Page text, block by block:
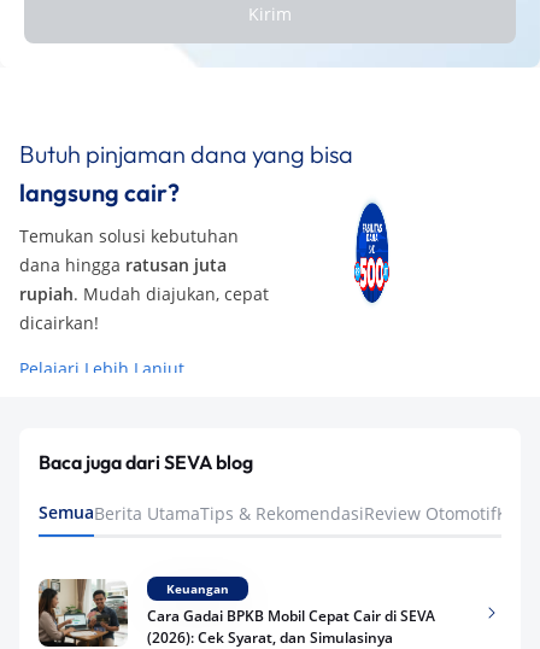
Kirim
Butuh pinjaman dana yang bisa
langsung cair?
Temukan solusi kebutuhan
dana hingga ratusan juta
rupiah. Mudah diajukan, cepat
dicairkan!
Pelajari Lebih Lanjut
Baca juga dari SEVA blog
SemuaBerita UtamaTips & RekomendasiReview Otomotif
Keuangan
Cara Gadai BPKB Mobil Cepat Cair di SEVA
(2026): Cek Syarat, dan Simulasinya